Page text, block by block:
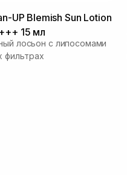
UP Blemish Sun Lotion
15 мл
лосьон с липосомами
фильтрах